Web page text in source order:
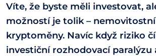
Víte, že byste měli investovat,
možností je tolik –
kryptoměny. Navíc když riziko
investiční rozhodovací